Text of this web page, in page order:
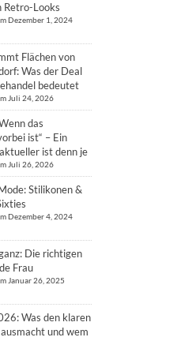
Retro-Looks
Dezember 1, 2024
Flächen von
Was der Deal
bedeutet
Juli 24, 2026
das
ist“ – Ein
ist denn je
Juli 26, 2026
Stilikonen &
Dezember 4, 2024
Die richtigen
Frau
Januar 26, 2025
Was den klaren
und wem